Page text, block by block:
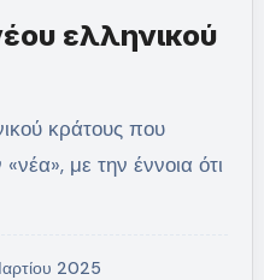
ελληνικού
με την έννοια ότι
2025